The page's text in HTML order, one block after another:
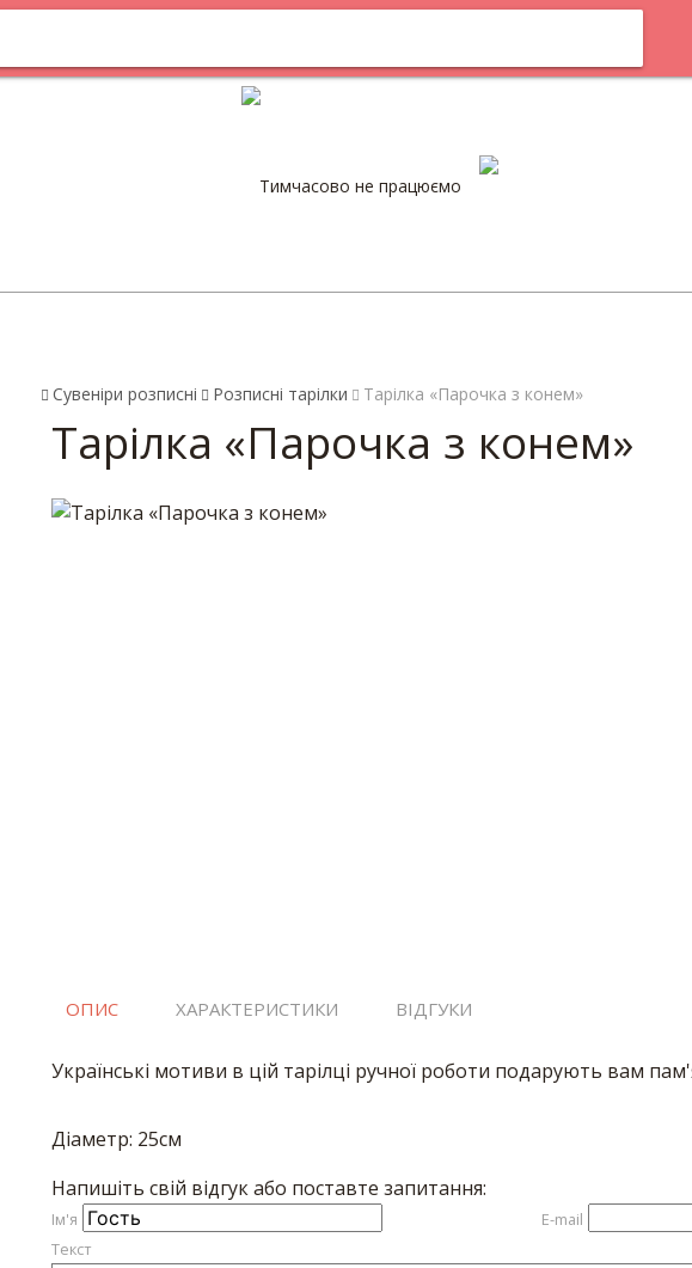
Оплата
Тимчасово не працюємо
Сувеніри розписні Розписні тарілки Тарілка «Парочка з конем»
Тарілка «Парочка з конем»
ОПИС ХАРАКТЕРИСТИКИ ВІДГУКИ
Українські мотиви в цій тарілці ручної роботи подарують вам
Діаметр: 25см
Напишіть свій відгук або поставте запитання:
Iм'я
E-mail
Текст